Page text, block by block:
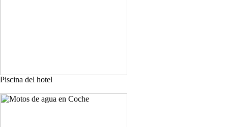
Piscina del hotel